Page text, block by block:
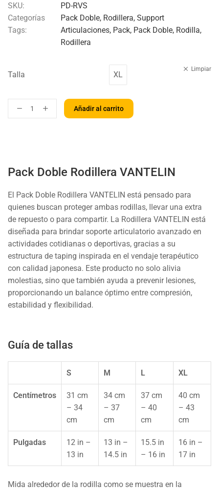
SKU:
PD-RVS
Categorías
Pack Doble, Rodillera, Support
Tags:
Articulaciones, Pack, Pack Doble, Rodilla,
Rodillera
Talla XL
Limpiar
Añadir al carrito
Pack Doble Rodillera VANTELIN
El Pack Doble Rodillera VANTELIN está pensado para
quienes buscan proteger ambas rodillas, llevar una extra
de repuesto o para compartir. La Rodillera VANTELIN está
diseñada para brindar soporte articulatorio avanzado en
actividades cotidianas o deportivas, gracias a su
estructura de taping inspirada en el vendaje terapéutico
con calidad japonesa. Este producto no solo alivia
molestias, sino que también ayuda a prevenir lesiones,
proporcionando un balance óptimo entre compresión,
estabilidad y flexibilidad.
Guía de tallas
S M L XL
Centímetros
31 cm
– 34
cm
34 cm
– 37
cm
37 cm
– 40
cm
40 cm
– 43
cm
Pulgadas
12 in –
13 in
13 in –
14.5 in
15.5 in
– 16 in
16 in –
17 in
Mida alrededor de la rodilla como se muestra en la